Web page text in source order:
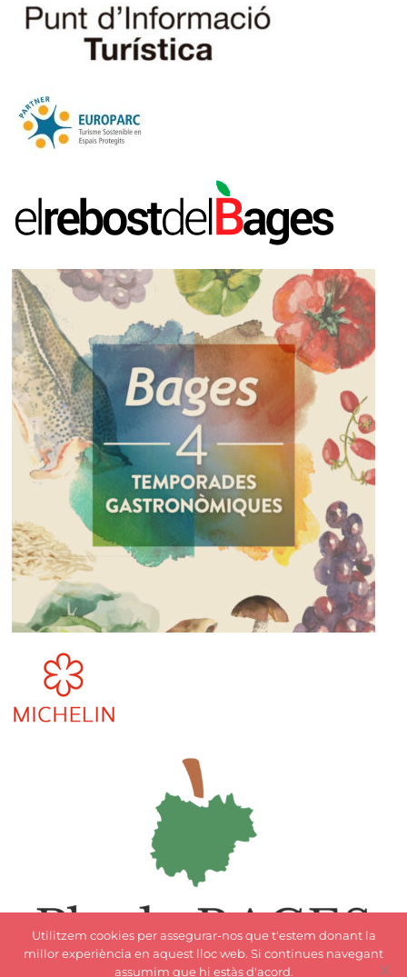
Utilitzem cookies per assegurar-nos que t'estem donant la
millor experiència en aquest lloc web. Si continues navegant
assumim que hi estàs d'acord.